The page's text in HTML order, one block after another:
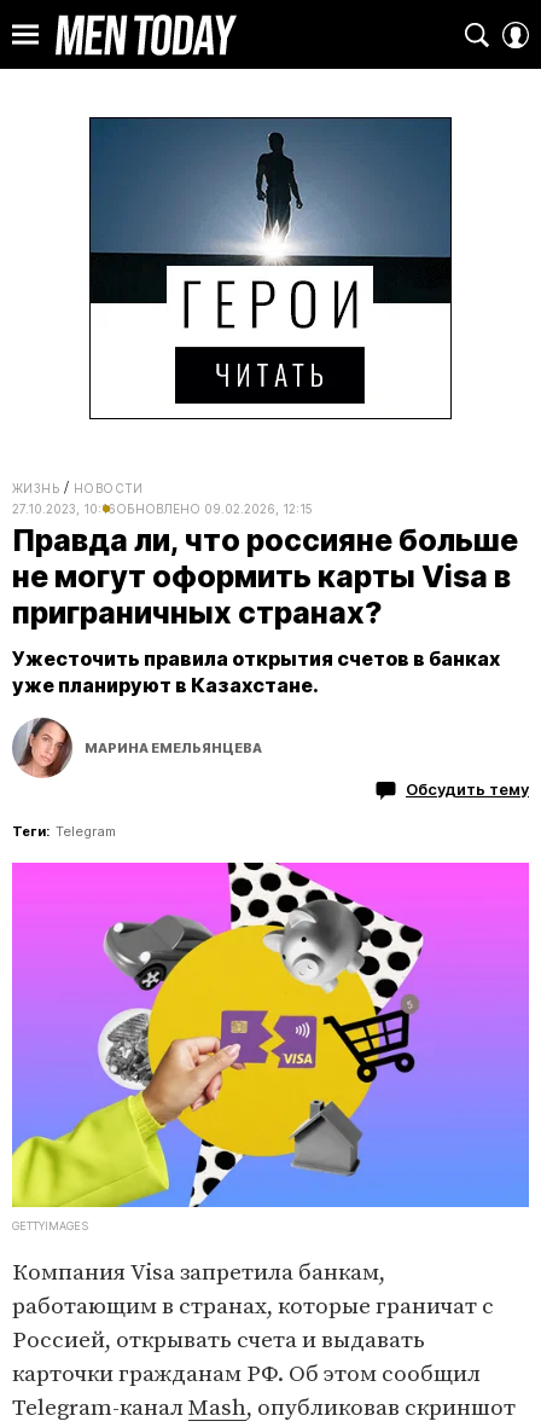
ЖИЗНЬ
НОВОСТИ
27.10.2023, 10:16ОБНОВЛЕНО 09.02.2026, 12:15
Правда ли, что россияне больше
не могут оформить карты Visa в
приграничных странах?
Ужесточить правила открытия счетов в банках
уже планируют в Казахстане.
МАРИНА ЕМЕЛЬЯНЦЕВА
Обсудить тему
Теги: Telegram
GETTYIMAGES
Компания Visa запретила банкам,
работающим в странах, которые граничат с
Россией, открывать счета и выдавать
карточки гражданам РФ. Об этом сообщил
Telegram-каналMash, опубликовав скриншот